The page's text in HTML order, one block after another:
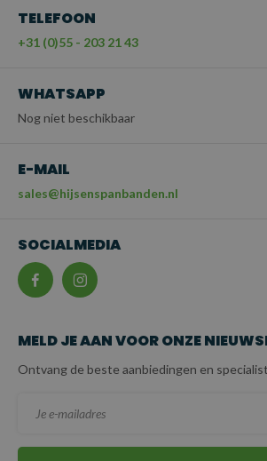
TELEFOON
+31 (0)55 - 203 21 43
WHATSAPP
Nog niet beschikbaar
E-MAIL
sales@hijsenspanbanden.nl
SOCIALMEDIA
MELD JE AAN VOOR ONZE
Ontvang de beste aanbiedingen en